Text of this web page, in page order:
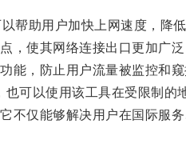
助用户加快上网速度，降低
使其网络连接出口更加广泛
，防止用户流量被监控和窥
以使用该工具在受限制的
仅能够解决用户在国际服